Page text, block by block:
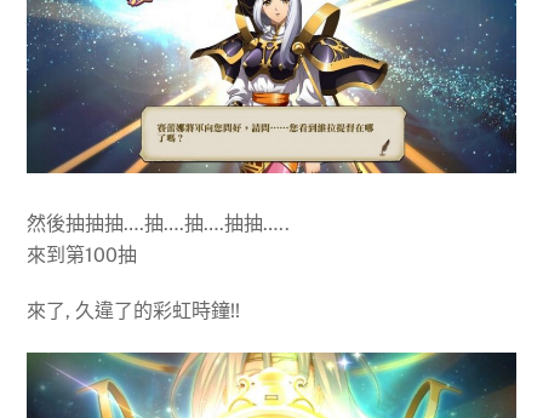
然後抽抽抽….抽….抽….抽抽…..
來到第100抽
來了, 久違了的彩虹時鐘!!